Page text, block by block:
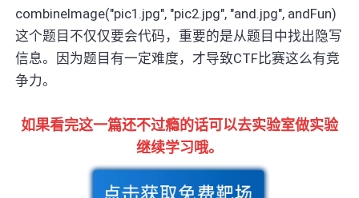
combineImage("pic1.jpg", "pic2.jpg", "and.jpg", andFun)
这个题目不仅仅要会代码，重要的是从题目中找出隐写
信息。因为题目有一定难度，才导致CTF比赛这么有竞
争力。
如果看完这一篇还不过瘾的话可以去实验室做实验
继续学习哦。